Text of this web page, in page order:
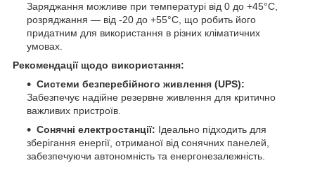
Заряджання можливе при температурі від 0 до +45°C,
розряджання — від -20 до +55°C, що робить його
придатним для використання в різних кліматичних
умовах.
Рекомендації щодо використання:
Системи безперебійного живлення (UPS):
Забезпечує надійне резервне живлення для критично
важливих пристроїв.
Сонячні електростанції: Ідеально підходить для
зберігання енергії, отриманої від сонячних панелей,
забезпечуючи автономність та енергонезалежність.​